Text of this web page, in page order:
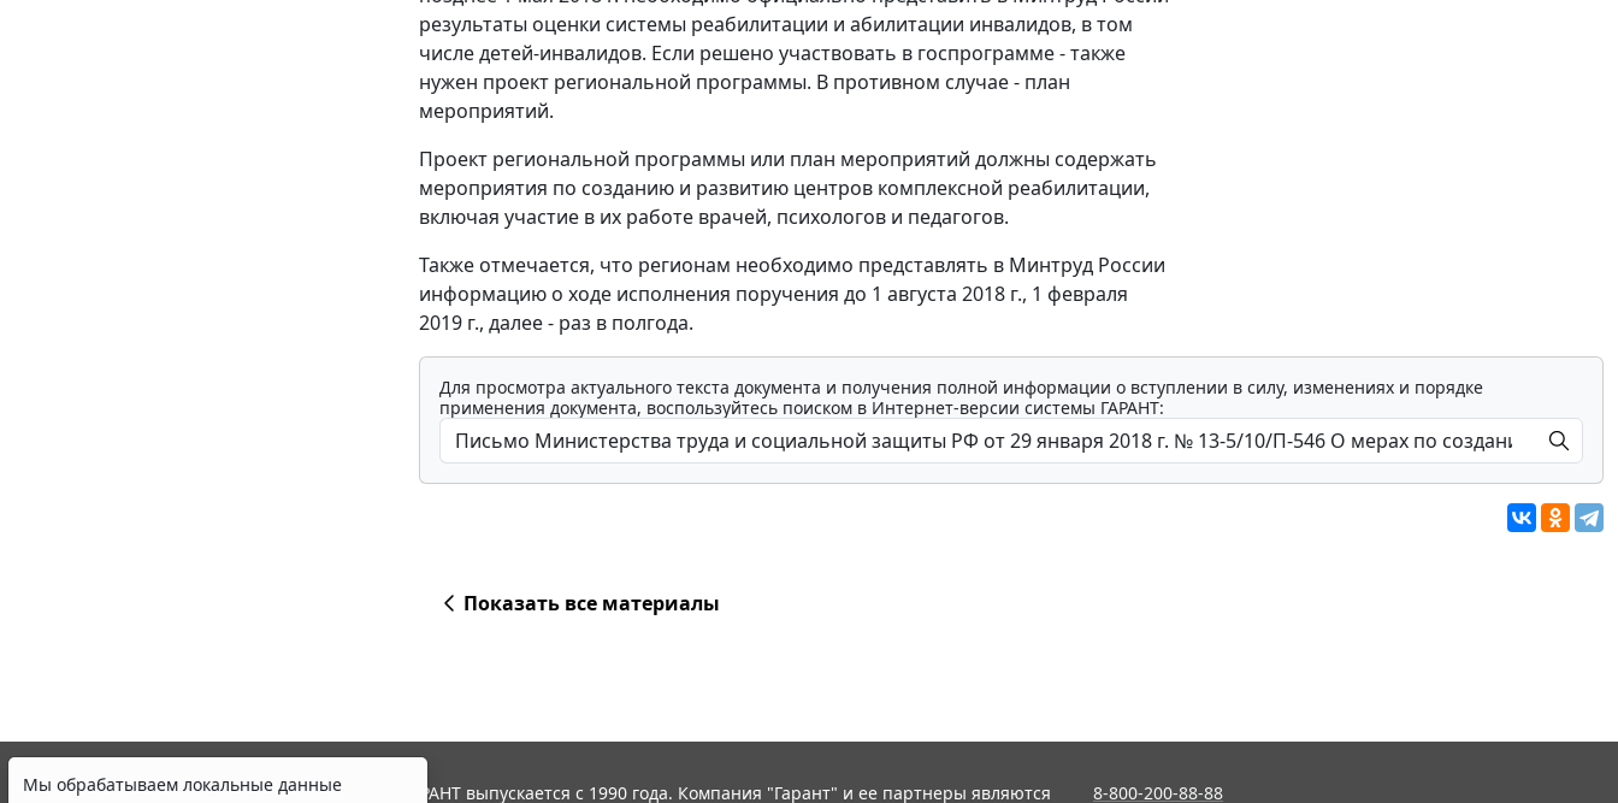
результаты оценки системы реабилитации и абилитации инвалидов, в том
числе детей-инвалидов. Если решено участвовать в госпрограмме - также
нужен проект региональной программы. В противном случае - план
мероприятий.
Проект региональной программы или план мероприятий должны содержать
мероприятия по созданию и развитию центров комплексной реабилитации,
включая участие в их работе врачей, психологов и педагогов.
Также отмечается, что регионам необходимо представлять в Минтруд России
информацию о ходе исполнения поручения до 1 августа 2018 г., 1 февраля
2019 г., далее - раз в полгода.
Для просмотра актуального текста документа и получения полной информации о вступлении в силу, изменениях и порядке
применения документа, воспользуйтесь поиском в Интернет-версии системы ГАРАНТ:
Показать все материалы
Мы обрабатываем локальные данные
© ООО "НПП "ГАРАНТ-СЕРВИС", 2026. Система ГАРАНТ выпускается с 1990 года. Компания "Гарант" и ее партнеры являются 8-800-200-88-88